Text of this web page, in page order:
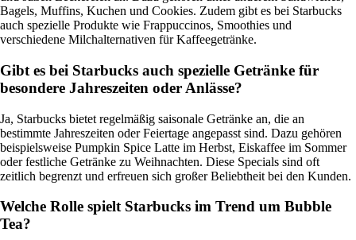
Bagels, Muffins, Kuchen und Cookies. Zudem gibt es bei Starbucks
auch spezielle Produkte wie Frappuccinos, Smoothies und
verschiedene Milchalternativen für Kaffeegetränke.
Gibt es bei Starbucks auch spezielle Getränke für
besondere Jahreszeiten oder Anlässe?
Ja, Starbucks bietet regelmäßig saisonale Getränke an, die an
bestimmte Jahreszeiten oder Feiertage angepasst sind. Dazu gehören
beispielsweise Pumpkin Spice Latte im Herbst, Eiskaffee im Sommer
oder festliche Getränke zu Weihnachten. Diese Specials sind oft
zeitlich begrenzt und erfreuen sich großer Beliebtheit bei den Kunden.
Welche Rolle spielt Starbucks im Trend um Bubble
Tea?